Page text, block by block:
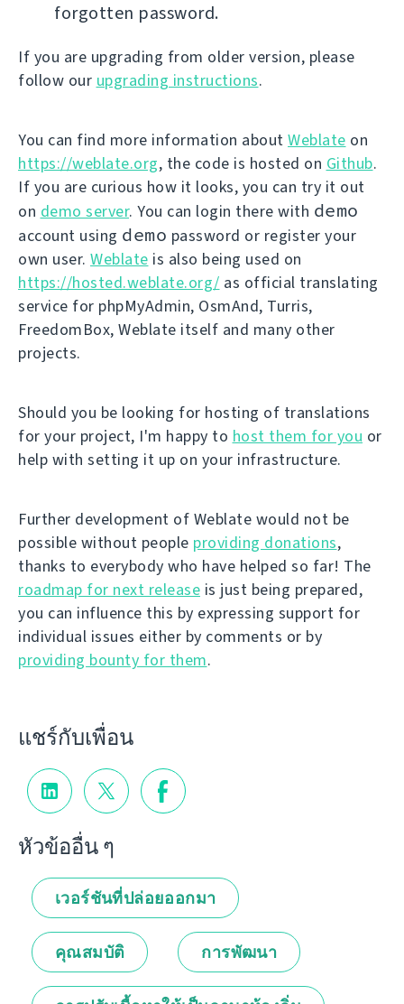
forgotten password.
If you are upgrading from older version, please
follow our upgrading instructions.
You can find more information about Weblate on
https://weblate.org, the code is hosted on Github.
If you are curious how it looks, you can try it out
on demo server. You can login there with demo
account using demo password or register your
own user. Weblate is also being used on
https://hosted.weblate.org/ as official translating
service for phpMyAdmin, OsmAnd, Turris,
FreedomBox, Weblate itself and many other
projects.
Should you be looking for hosting of translations
for your project, I'm happy to host them for you or
help with setting it up on your infrastructure.
Further development of Weblate would not be
possible without people providing donations,
thanks to everybody who have helped so far! The
roadmap for next release is just being prepared,
you can influence this by expressing support for
individual issues either by comments or by
providing bounty for them.
แชร์กับเพื่อน
หัวข้ออื่น ๆ
เวอร์ชันที่ปล่อยออกมา
คุณสมบัติ การพัฒนา